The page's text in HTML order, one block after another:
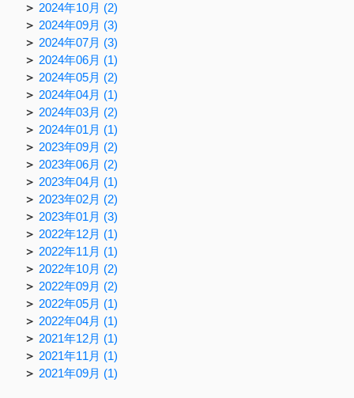
2024年10月 (2)
2024年09月 (3)
2024年07月 (3)
2024年06月 (1)
2024年05月 (2)
2024年04月 (1)
2024年03月 (2)
2024年01月 (1)
2023年09月 (2)
2023年06月 (2)
2023年04月 (1)
2023年02月 (2)
2023年01月 (3)
2022年12月 (1)
2022年11月 (1)
2022年10月 (2)
2022年09月 (2)
2022年05月 (1)
2022年04月 (1)
2021年12月 (1)
2021年11月 (1)
2021年09月 (1)